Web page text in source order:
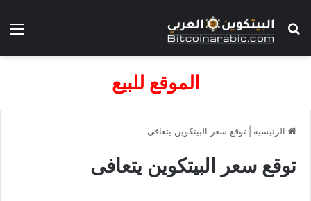
بحث عن
الموقع للبيع
الرئيسية توقع سعر البيتكوين يتعافى
توقع سعر البيتكوين يتعافى